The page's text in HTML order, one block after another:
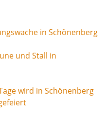
in Schönenberg
und Stall in
wird in Schönenberg